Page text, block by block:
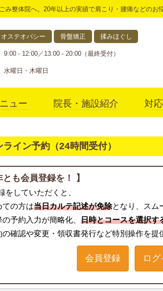
み整体院へ。20年以上の実績で肩こり・腰痛などのお
オステオパシー 骨盤矯正 揉みほぐし
9:00 - 12:00／13:00 - 20:00（最終受付）
水曜日・木曜日
ュー 院長・施設紹介 対
アクセス
ライン予約（24時間受付）
とも会員登録を！ 】
をしていただくと、
ての方は当日カルテ記述が免除となり、スム
予約入力が簡略化、 日時とコースを選択す
の確認や変更・領収書発行など特別操作を提
会員登録 ログ